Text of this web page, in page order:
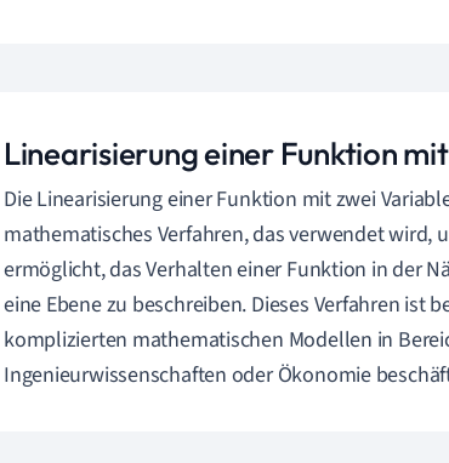
Linearisierung einer Funktion
Die Linearisierung einer Funktion mit zwei
mathematisches Verfahren, das verwendet wird,
ermöglicht, das Verhalten einer Funktion in der
eine Ebene zu beschreiben. Dieses Verfahren ist
komplizierten mathematischen Modellen in
Ingenieurwissenschaften oder Ökonomie